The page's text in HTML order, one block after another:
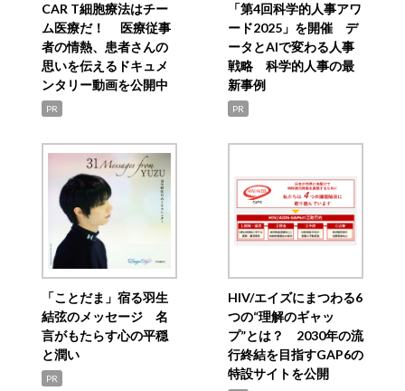
CAR T細胞療法はチー
ム医療だ！ 医療従事
者の情熱、患者さんの
思いを伝えるドキュメ
ンタリー動画を公開中
PR
「第4回科学的人事アワ
ード2025」を開催 デ
ータとAIで変わる人事
戦略 科学的人事の最
新事例
PR
「ことだま」宿る羽生
結弦のメッセージ 名
言がもたらす心の平穏
と潤い
PR
HIV/エイズにまつわる6
つの“理解のギャッ
プ”とは？ 2030年の流
行終結を目指すGAP6の
特設サイトを公開